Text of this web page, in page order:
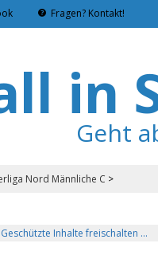
Fragen? Kontakt!
in
Geht
Nord Männliche C >
Geschützte Inhalte freischalten ...